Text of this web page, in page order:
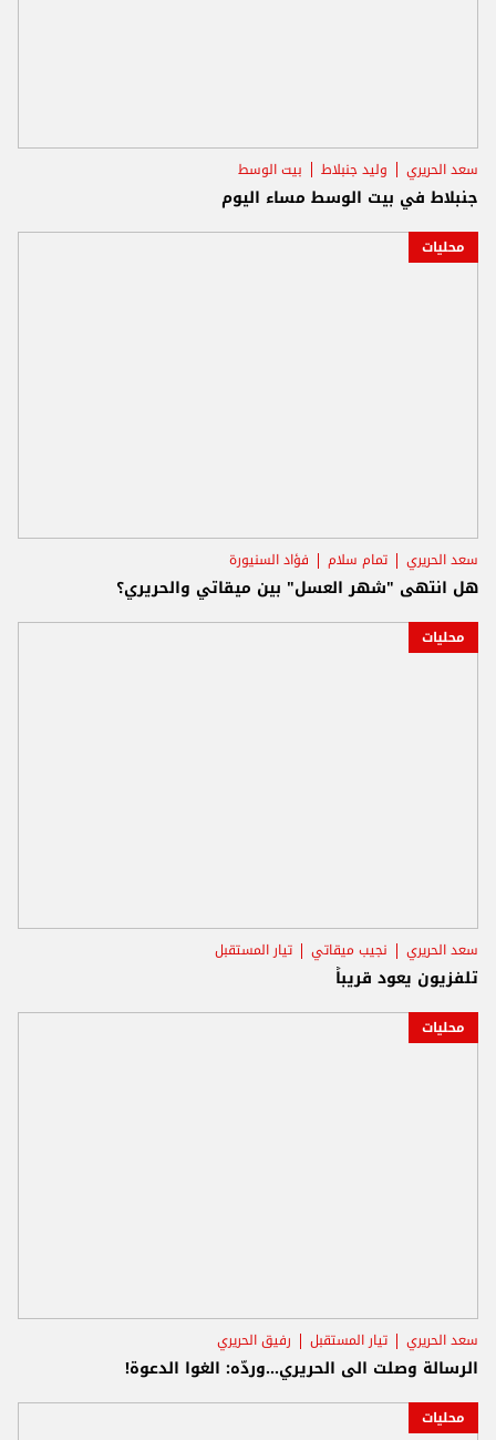
سعد الحريري وليد جنبلاط بيت الوسط
جنبلاط في بيت الوسط مساء اليوم
محليات
سعد الحريري تمام سلام فؤاد السنيورة
هل انتهى "شهر العسل" بين ميقاتي والحريري؟
محليات
سعد الحريري نجيب ميقاتي تيار المستقبل
تلفزيون يعود قريباً
محليات
سعد الحريري تيار المستقبل رفيق الحريري
الرسالة وصلت الى الحريري...وردّه: الغوا الدعوة!
محليات